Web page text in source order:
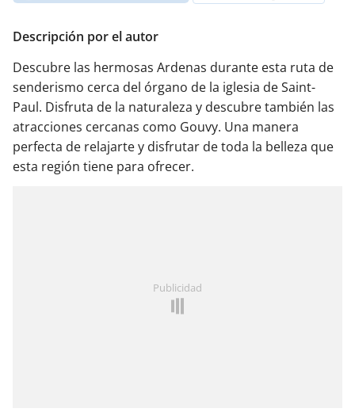
Descripción por el autor
Descubre las hermosas Ardenas durante esta ruta de
senderismo cerca del órgano de la iglesia de Saint-
Paul. Disfruta de la naturaleza y descubre también las
atracciones cercanas como Gouvy. Una manera
perfecta de relajarte y disfrutar de toda la belleza que
esta región tiene para ofrecer.
Publicidad